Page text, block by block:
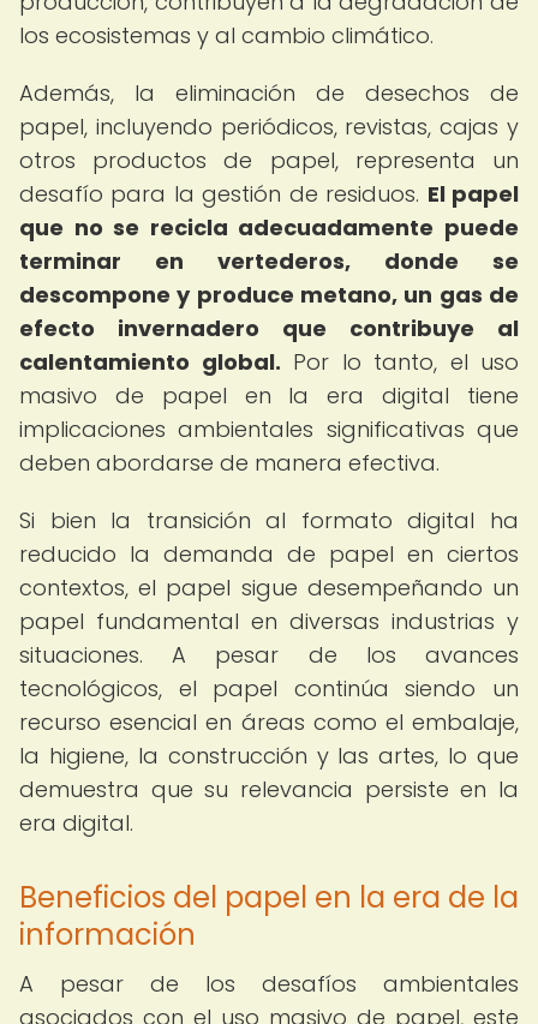
los ecosistemas y al cambio climático.
Además, la eliminación de desechos de
papel, incluyendo periódicos, revistas, cajas y
otros productos de papel, representa un
desafío para la gestión de residuos. El papel
que no se recicla adecuadamente puede
terminar en vertederos, donde se
descompone y produce metano, un gas de
efecto invernadero que contribuye al
calentamiento global. Por lo tanto, el uso
masivo de papel en la era digital tiene
implicaciones ambientales significativas que
deben abordarse de manera efectiva.
Si bien la transición al formato digital ha
reducido la demanda de papel en ciertos
contextos, el papel sigue desempeñando un
papel fundamental en diversas industrias y
situaciones. A pesar de los avances
tecnológicos, el papel continúa siendo un
recurso esencial en áreas como el embalaje,
la higiene, la construcción y las artes, lo que
demuestra que su relevancia persiste en la
era digital.
Beneficios del papel en la era de la
información
A pesar de los desafíos ambientales
asociados con el uso masivo de papel, este